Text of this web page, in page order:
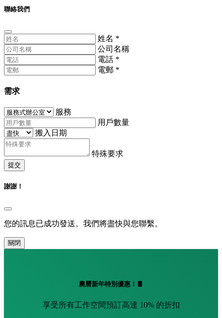
聯絡我們
姓名 *
公司名稱
電話 *
電郵 *
需求
服務
用戶數量
搬入日期
特殊要求
提交
謝謝！
您的訊息已成功發送。我們將盡快與您聯繫。
關閉
農曆新年特別優惠！🧧
享受所有工作空間預訂高達 10% 的折扣